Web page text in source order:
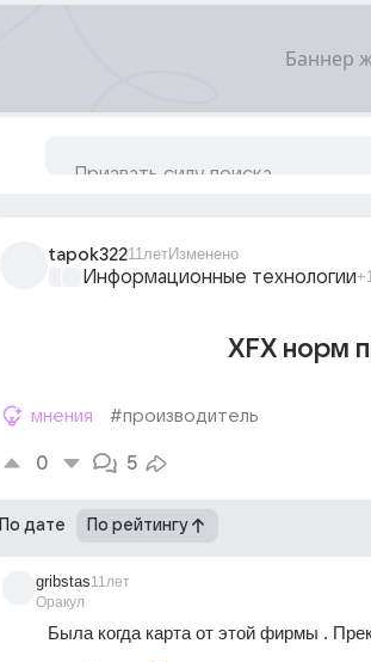
tapok32211летИзменено
Информационные технологии
XFX норм
мнения #производитель
0 5
По дате По рейтингу
gribstas
Оракул
11лет
Была когда карта от этой фирмы .